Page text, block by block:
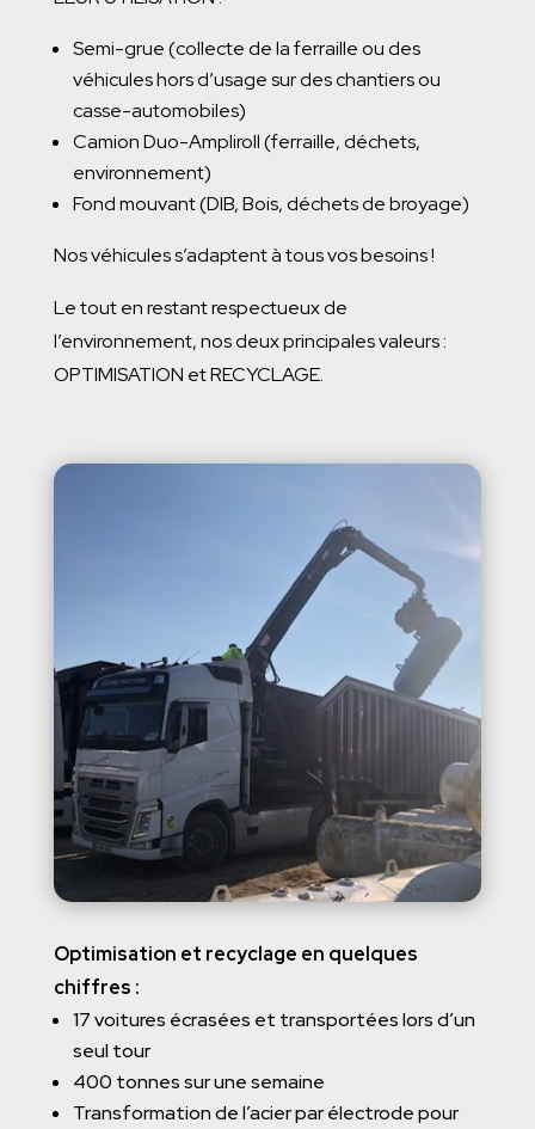
Semi-grue (collecte de laferrailleou des
véhicules hors d’usage sur des chantiers ou
casse-automobiles)
Camion Duo-Ampliroll (ferraille, déchets,
environnement)
Fond mouvant (DIB, Bois, déchets de broyage)
Nos véhicules s’adaptent à tous vos besoins !
Le tout en restant respectueux de
l’environnement, nos deux principales valeurs :
OPTIMISATION et RECYCLAGE.
Optimisation et recyclage en quelques
chiffres :
17 voitures écrasées et transportées lors d’un
seul tour
400 tonnes sur une semaine
Transformation de l’acier par électrode pour